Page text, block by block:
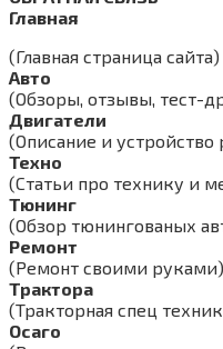
Главная
(Главная страница сайта)
Авто
(Обзоры, отзывы, тест-
Двигатели
(Описание и устройство
Техно
(Статьи про технику и
Тюнинг
(Обзор тюнингованых
Ремонт
(Ремонт своими руками)
Трактора
(Тракторная спец
Осаго